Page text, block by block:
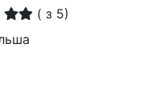
( з 5)